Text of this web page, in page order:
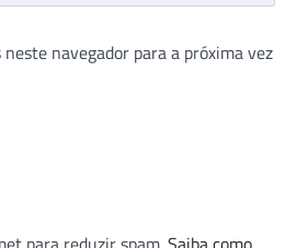
navegador para a próxima vez